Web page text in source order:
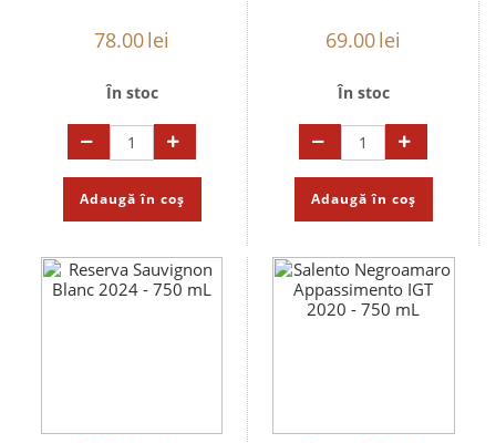
78.00lei
În stoc
Adaugă în coș
69.00lei
În stoc
Adaugă în coș